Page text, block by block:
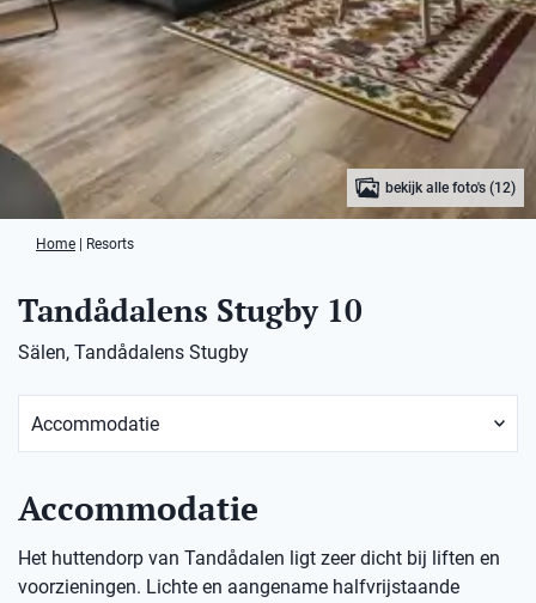
bekijk alle foto's (12)
Home Resorts
Tandådalens Stugby 10
Sälen, Tandådalens Stugby
Accommodatie
Het huttendorp van Tandådalen ligt zeer dicht bij liften en
voorzieningen. Lichte en aangename halfvrijstaande